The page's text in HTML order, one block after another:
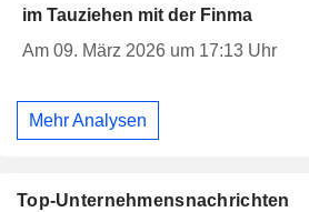
im Tauziehen mit der Finma
Am 09. März 2026 um 17:13 Uhr
Mehr Analysen
Top-Unternehmensnachrichten